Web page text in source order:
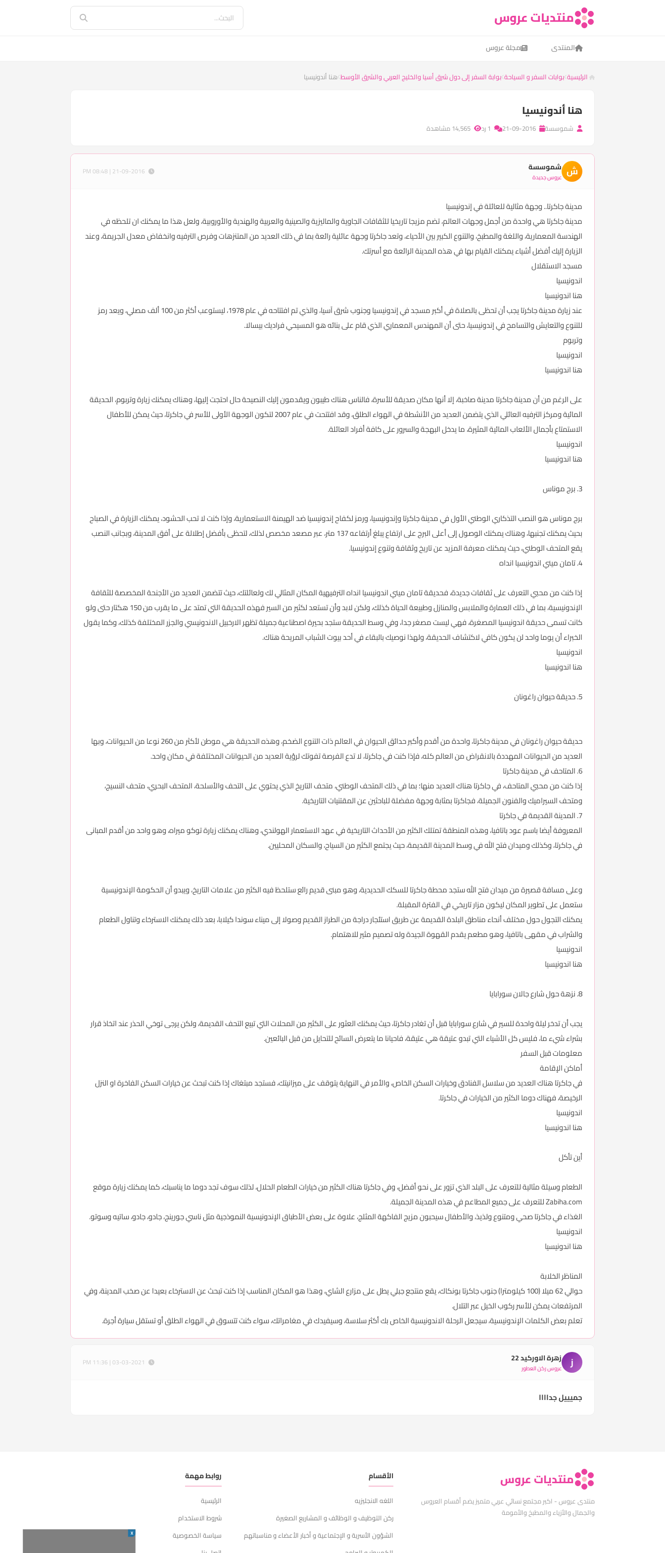
منتديات عروس
المنتدى مجلة عروس
الرئيسية بوابات السفر و السياحة بوابة السفر إلى دول شرق أسيا والخليج العربي والشرق الأوسط هنا أندونيسيا
هنا أندونيسيا
شموسسة
ش شموسسة
عروس جديدة
مدينة جاكرتا.. وجهة مثالية للعائلة فيإندونيسيا
مدينة جاكرتا هي واحدة من أجمل وجهات العالم، تضم مزيجا تاريخيا للثقافات الجاوية والماليزية والصينية والعربية والهندية والأوروبية، ولعل هذا ما يمكنك ان تلحظه في
الهندسة المعمارية، واللغة والمطبخ، والتنوع الكبير بين الأحياء، وتعد جاكرتا وجهة عائلية رائعة بما في ذلك العديد من المتنزهات وفرص الترفيه وانخفاض معدل الجريمة، وعند
الزيارة إليك أفضل أشياء يمكنك القيام بها في هذه المدينة الرائعة مع أسرتك.
مسجد الاستقلال
اندونيسيا
هنا اندونيسيا
عند زيارة مدينة جاكرتا يجب أن تحظى بالصلاة في أكبر مسجد فيإندونيسيا
وجنوب شرق آسيا، والذي تم افتتاحه في عام 1978، ليستوعب أكثر من 100 ألف مصلي، ويعد رمز
للتنوع والتعايش والتسامح في إندونيسيا، حتى أن المهندس المعماري الذي قام على بنائه هو المسيحي فراديك بيسالا.
وتربوم
اندونيسيا
هنا اندونيسيا
على الرغم من أن مدينة جاكرتا مدينة صاخبة، إلا أنها مكان صديقة للأسرة، فالناس هناك طيبون ويقدمون إليك النصيحة حال احتجت إليها، وهناك يمكنك زيارة وتربوم، الحديقة
المائية ومركز الترفيه العائلي الذي يتضمن العديد من الأنشطة في الهواء الطلق، وقد افتتحت في عام 2007 لتكون الوجهة الأولى للأسر في جاكرتا، حيث يمكن للأطفال
الاستمتاع بأجمال الألعاب المائية المثيرة، ما يدخل البهجة والسرور على كافة أفراد العائلة.
اندونيسيا
هنا اندونيسيا
3. برج موناس
برج موناس هو النصب التذكاري الوطني الأول في مدينة جاكرتا وإندونيسيا، ورمز لكفاح إندونيسيا ضد الهيمنة الاستعمارية، وإذا كنت لا تحب الحشود، يمكنك الزيارة في الصباح
بحيث يمكنك تجنبها، وهناك يمكنك الوصول إلى أعلى البرج على ارتفاع يبلغ أرتفاعه 137 متر، عبر مصعد مخصص لذلك، لتحظى بأفضل إطلالة على أفق المدينة، وبجانب النصب
يقع المتحف الوطني، حيث يمكنك معرفة المزيد عن تاريخ وثقافة وتنوعإندونيسيا.
4. تامان ميني
اندونيسياانداه
إذا كنت من محبي التعرف على ثقافات جديدة، فحديقة تامان مينياندونيسياانداه الترفيهية المكان المثالي لك ولعائلتك، حيث تتضمن العديد من الأجنحة المخصصة للثقافة
الإندونيسية، بما في ذلك العمارة والملابس والمنازل وطبيعة الحياة كذلك، ولكن لابد وأن تستعد لكثير من السير فهذه الحديقة التي تمتد على ما يقرب من 150 هكتار حتى ولو
كانت تسمى حديقةاندونيسياالمصغرة، فهي ليست مصغر جدا، وفي وسط الحديقة ستجد بحيرة اصطناعية جميلة تظهر الارخبيل الاندونيسي والجزر المختلفة كذلك، وكما يقول
الخبراء أن يوما واحد لن يكون كافي لاكتشاف الحديقة، ولهذا نوصيك بالبقاء في أحد بيوت الشباب المريحة هناك.
اندونيسيا
هنا اندونيسيا
5. حديقة حيوان راغونان
حديقة حيوان راغونان في مدينة جاكرتا، واحدة من أقدم وأكبر حدائق الحيوان في العالم ذات التنوع الضخم، وهذه الحديقة هي موطن لأكثر من 260 نوعا من الحيوانات، وبها
العديد من الحيوانات المهددة بالانقراض من العالم كله، فإذا كنت في جاكرتا، لا تدع الفرصة تفوتك لرؤية العديد من الحيوانات المختلفة في مكان واحد.
6. المتاحف في مدينة جاكرتا
إذا كنت من محبي المتاحف، في جاكرتا هناك العديد منها؛ بما في ذلك المتحف الوطني، متحف التاريخ الذي يحتوي على التحف والأسلحة، المتحف البحري، متحف النسيج،
ومتحف السيراميك والفنون الجميلة، فجاكرتا بمثابة وجهة مفضلة للباحثين عن المقتنيات التاريخية.
7. المدينة القديمة في جاكرتا
المعروفة أيضا باسم عود باتافيا، وهذه المنطقة تمتلك الكثير من الأحداث التاريخية في عهد الاستعمار الهولندي، وهناك يمكنك زيارة توكو ميراه، وهو واحد من أقدم المبانى
في جاكرتا، وكذلك وميدان فتح الله في وسط المدينة القديمة، حيث يجتمع الكثير من السياح، والسكان المحليين.
وعلى مسافة قصيرة من ميدان فتح الله ستجد محطة جاكرتا للسكك الحديدية، وهو مبنى قديم رائع ستلحظ فيه الكثير من علامات التاريخ، ويبدو أن الحكومة الإندونيسية
ستعمل على تطوير المكان ليكون مزار تاريخي في الفترة المقبلة.
يمكنك التجول حول مختلف أنحاء مناطق البلدة القديمة عن طريق استئجار دراجة من الطراز القديم وصولا إلى ميناء سوندا كيلابا، بعد ذلك يمكنك الاسترخاء وتناول الطعام
والشراب في مقهى باتافيا، وهو مطعم يقدم القهوة الجيدة وله تصميم مثير للاهتمام.
اندونيسيا
هنا اندونيسيا
8. نزهة حول شارع جالان سورابايا
يجب أن تدخر ليلة واحدة للسير في شارع سورابايا قبل أن تغادر جاكرتا، حيث يمكنك العثور على الكثير من المحلات التي تبيع التحف القديمة، ولكن يرجى توخي الحذر عند اتخاذ قرار
بشراء شيء ما، فليس كل الأشياء التي تبدو عتيقة هي عتيقة، فاحيانا ما يتعرض السائح للتحايل من قبل البائعين.
معلومات قبل السفر
أماكن الإقامة
في جاكرتا هناك العديد من سلاسل الفنادق وخيارات السكن الخاص، والأمر في النهاية يتوقف على ميزانيتك، فستجد مبتغاك إذا كنت تبحث عن خيارات السكن الفاخرة او النزل
الرخيصة، فهناك دوما الكثير من الخيارات في جاكرتا.
اندونيسيا
هنا اندونيسيا
أين تأكل
الطعام وسيلة مثالية للتعرف على البلد الذي تزور على نحو أفضل، وفي جاكرتا هناك الكثير من خيارات الطعام الحلال، لذلك سوف تجد دوما ما يناسبك، كما يمكنك زيارة موقع
Zabiha.com للتعرف على جميع المطاعم في هذه المدينة الجميلة.
الغذاء في جاكرتا صحي ومتنوع ولذيذ، والأطفال سيحبون مزيج الفاكهة المثلج، علاوة على بعض الأطباق الإندونيسية النموذجية مثل ناسي جورينج، جادو، جادو، ساتيه وسوتو.
اندونيسيا
هنا اندونيسيا
المناظر الخلابة
حوالي 62 ميلا (100 كيلومترا) جنوب جاكرتا بونكاك، يقع منتجع جبلي يطل على مزارع الشاي، وهذا هو المكان المناسب إذا كنت تبحث عن الاسترخاء بعيدا عن صخب المدينة، وفي
المرتفعات يمكن للأسر ركوب الخيل عبر التلال.
تعلم بعض الكلمات الإندونيسية، سيجعل الرحلة الاندونيسية الخاص بك أكثر سلاسة، وسيفيدك في مغامراتك، سواء كنت تتسوق في الهواء الطلق أو تستقل سيارة أجرة.
ز زهرة الاوركيد 22
عروس ركن العطور
جميييل جداااا
منتديات عروس
منتدى عروس - اكبر مجتمع نسائي عربي متميز يضم أقسام العروس
والجمال والأزياء والمطبخ والأمومة
الأقسام
اللغه الانجليزيه
ركن التوظيف و الوظائف و المشاريع الصغيرة
الشؤون الأسرية و الإجتماعية و أخبار الأعضاء و مناسباتهم
روابط مهمة
الرئيسية
شروط الاستخدام
سياسة الخصوصية
X